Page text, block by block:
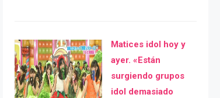
Matices idol hoy y
ayer. «Están
surgiendo grupos
idol demasiado